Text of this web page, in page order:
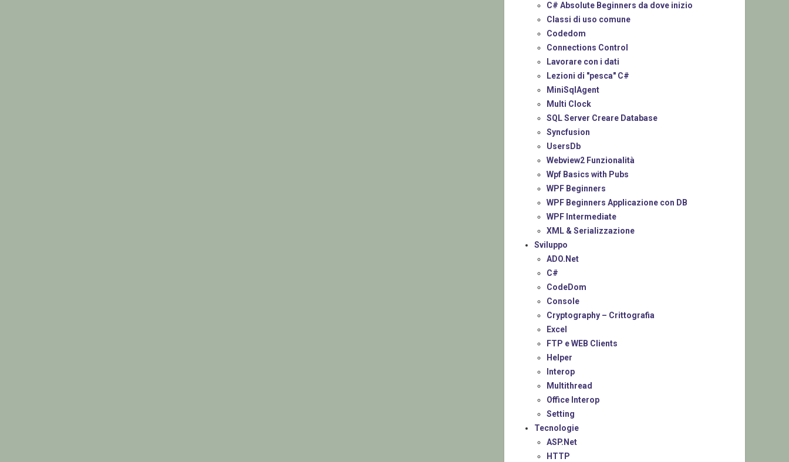
C# Absolute Beginners da dove inizio
Classi di uso comune
Codedom
Connections Control
Lavorare con i dati
Lezioni di "pesca" C#
MiniSqlAgent
Multi Clock
SQL Server Creare Database
Syncfusion
UsersDb
Webview2 Funzionalità
Wpf Basics with Pubs
WPF Beginners
WPF Beginners Applicazione con DB
WPF Intermediate
XML & Serializzazione
Sviluppo
ADO.Net
C#
CodeDom
Console
Cryptography – Crittografia
Excel
FTP e WEB Clients
Helper
Interop
Multithread
Office Interop
Setting
Tecnologie
ASP.Net
HTTP